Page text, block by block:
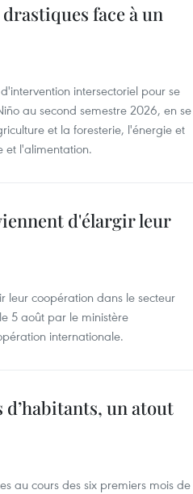
face à un
intersectoriel pour se
au second semestre 2026, en se
et la foresterie, l'énergie et
et l'alimentation.
d'élargir leur
leur coopération dans le secteur
5 août par le ministère
internationale.
un atout
au cours des six premiers mois de